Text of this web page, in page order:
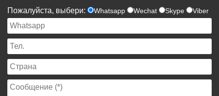
Пожалуйста, выбери: Whatsapp Wechat Skype Viber